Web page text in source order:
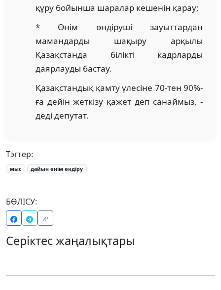
құру бойынша шаралар кешенін қарау;
* Өнім өндіруші зауыттардан
мамандарды шақыру арқылы
Қазақстанда білікті кадрларды
даярлауды бастау.
Қазақстандық қамту үлесіне 70-тен 90%-
ға дейін жеткізу қажет деп санаймыз, -
деді депутат.
Тэгтер:
мыс дайын өнім өндіру
БӨЛІСУ:
Серіктес жаңалықтары